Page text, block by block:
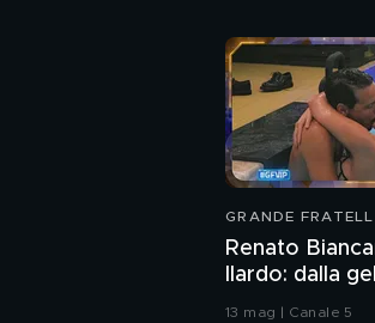
GRANDE
Renato
Ilardo: dalla
13 mag | Canale 5